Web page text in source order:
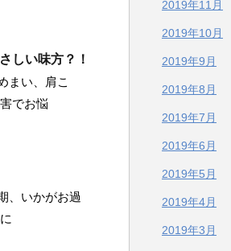
しい味方？！
まい、肩こ
でお悩
、いかがお過
2019年11月
2019年10月
2019年9月
2019年8月
2019年7月
2019年6月
2019年5月
2019年4月
2019年3月